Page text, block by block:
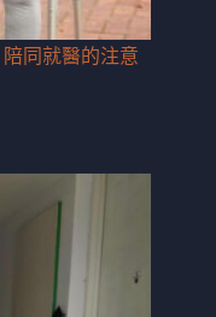
同就醫的注意